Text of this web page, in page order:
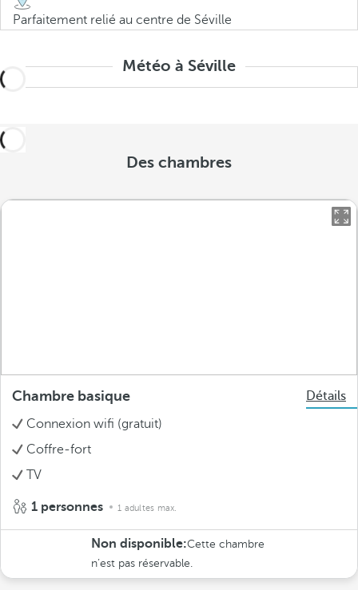
Parfaitement relié au centre de Séville
Météo à Séville
Des chambres
Chambre basique
Détails
Connexion wifi (gratuit)
Coffre-fort
TV
1 personnes 1 adultes max.
Non disponible:Cette chambre
n’est pas réservable.